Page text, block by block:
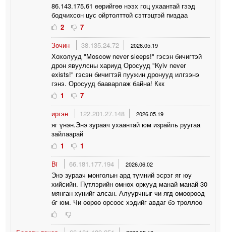
86.143.175.61 өөрийгөө нээх гоц ухаантай гээд
бодчихсон цус ойртолттой сэтгэцтэй пиздаа
2
7
Зочин
38.135.24.72 2026.05.19
Хохолууд "Moscow never sleeps!" гэсэн бичигтэй
дрон явуулсны хариуд Оросууд "Kyiv never
exists!" гэсэн бичигтэй пуужин дронууд илгээнэ
гэнэ. Оросууд бааварлаж байна! Ккк
1
7
иргэн
122.201.27.148 2026.05.19
яг үнэн.Энэ зураач ухаантай юм израйль руугаа
зайлаарай
1
1
Bi
66.181.177.194 2026.06.02
Энэ зураач монголын ард түмний эсрэг яг юу
хийсийн. Пүтлэрийн өмнөх оркууд манай манай 30
мянган хүнийг алсан. Алуурчныг чи ягд өмөөрөөд
бг юм. Чи өөрөө орсоос хэдийг авдаг бэ троллоо